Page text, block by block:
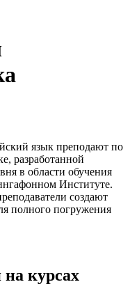
язык преподают по
разработанной
в области обучения
Институте.
создают
полного погружения
на курсах